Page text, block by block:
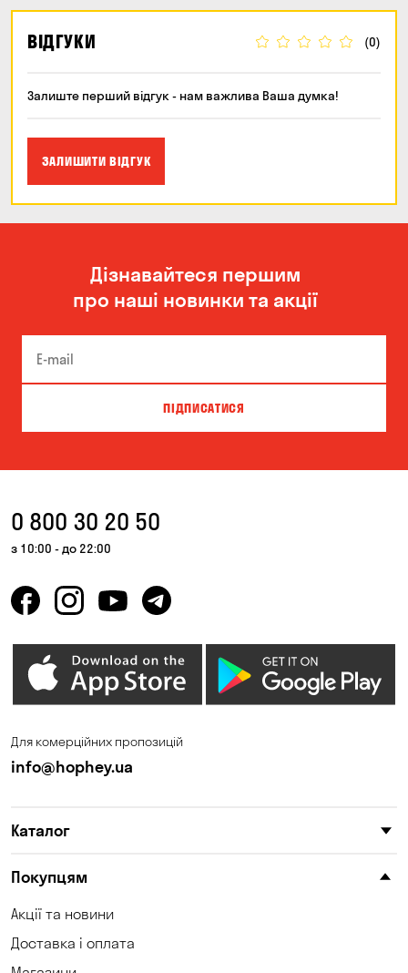
ВІДГУКИ (0)
Залиште перший відгук - нам важлива Ваша думка!
ЗАЛИШИТИ ВІДГУК
Дізнавайтеся першим
про наші новинки та акції
ПІДПИСАТИСЯ
0 800 30 20 50
з 10:00 - до 22:00
Для комерційних пропозицій
info@hophey.ua
Каталог
Покупцям
Акції та новини
Доставка і оплата